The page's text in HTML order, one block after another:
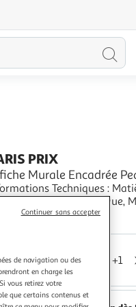
PRIX
Murale Encadrée
Techniques : Matières : Affiche : Papier
g/m2) Cadre : Plastique,
: Type de Support
savoir +
Or +1
de navigation ou des
en charge les
vous retirez votre
que certains contenus et
Continuer sans accepter